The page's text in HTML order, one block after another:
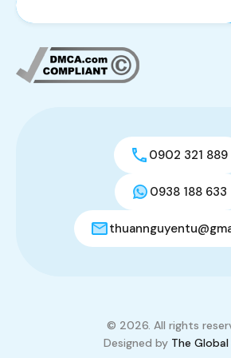
0902 321 889
0938 188 633
© 2026. All rights
Designed by The